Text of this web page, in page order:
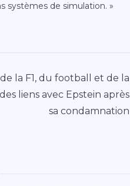
systèmes de simulation. »
la F1, du football et de la
liens avec Epstein après
sa condamnation